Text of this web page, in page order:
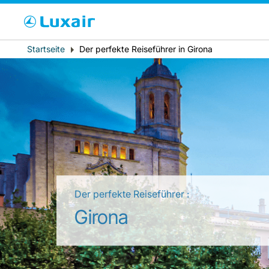
LuxairTours
Bitte wählen
Wohnsitz
Breadcrumb
Startseite Der perfekte Reiseführer in Girona
Der perfekte Reiseführer :
Girona